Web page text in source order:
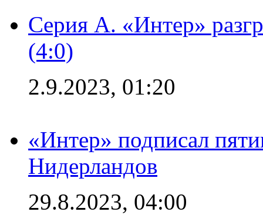
Серия А. «Интер»
(4:0)
2.9.2023, 01:20
«Интер» подписал
Нидерландов
29.8.2023, 04:00